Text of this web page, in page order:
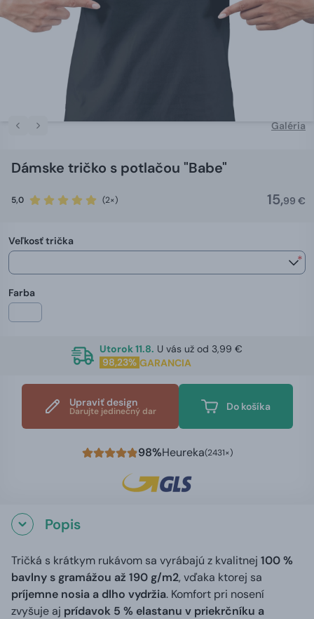
Galéria
Dámske tričko s potlačou "Babe"
5,0 (2×) 15,99 €
Veľkosť trička
*
Farba
Utorok 11.8. U vás už od 3,99 €
98,23% GARANCIA
Upraviť design
Darujte jedinečný dar Do košíka
98%Heureka(2431×)
Popis
Tričká s krátkym rukávom sa vyrábajú z kvalitnej 100 %
bavlny s gramážou až 190 g/m2, vďaka ktorej sa
príjemne nosia a dlho vydržia. Komfort pri nosení
zvyšuje aj prídavok 5 % elastanu v priekrčníku a